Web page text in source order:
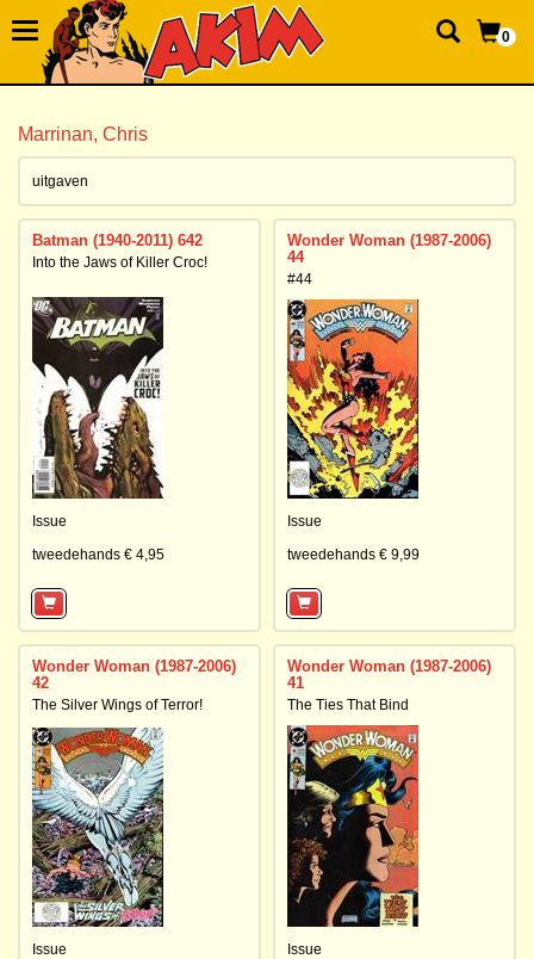
0
Marrinan, Chris
uitgaven
Batman (1940-2011) 642
Into the Jaws of Killer Croc!
Issue
tweedehands € 4,95
Wonder Woman (1987-2006)
44
#44
Issue
tweedehands € 9,99
Wonder Woman (1987-2006)
42
The Silver Wings of Terror!
Issue
Wonder Woman (1987-2006)
41
The Ties That Bind
Issue